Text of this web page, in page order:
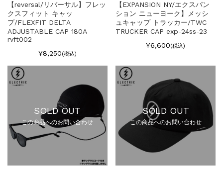
【reversal/リバーサル】フレッ
クスフィット キャッ
プ/FLEXFIT DELTA
ADJUSTABLE CAP 180A
rvft002
¥8,250(税込)
【EXPANSION NY/エクスパン
ション ニューヨーク】メッシ
ュキャップ トラッカー/TWC
TRUCKER CAP exp-24ss-23
¥6,600(税込)
SOLD OUT
この商品へのお問い合わせ
SOLD OUT
この商品へのお問い合わせ